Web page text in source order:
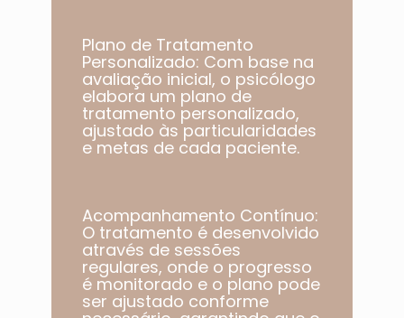
Plano de Tratamento
Personalizado: Com base na
avaliação inicial, o psicólogo
elabora um plano de
tratamento personalizado,
ajustado às particularidades
e metas de cada paciente.​
Acompanhamento Contínuo:
O tratamento é desenvolvido
através de sessões
regulares, onde o progresso
é monitorado e o plano pode
ser ajustado conforme